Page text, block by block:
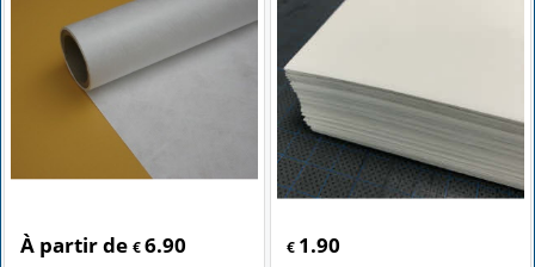
À partir de € 6.90
€ 1.90